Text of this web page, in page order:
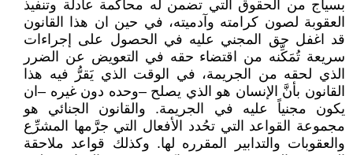
بسياج من الحقوق التي تضمن له محاكمة عادلة وتنفيذ
العقوبة لصون كرامته وآدميته، في حين ان هذا القانون
قد اغفل حق المجني عليه في الحصول على إجراءات
سريعة تُمَكِّنه من اقتضاء حقه في التعويض عن الضرر
الذي لحقه من الجريمة، في الوقت الذي يَقرُّ فيه هذا
القانون بأنَّ الإنسان هو الذي يصلح –وحده دون غيره –ان
يكون مجنياً عليه في الجريمة. والقانون الجنائي هو
مجموعة القواعد التي تحُدد الأفعال التي جرَّمها المشرِّع
والعقوبات والتدابير المقرره لها. وكذلك قواعد ملاحقة